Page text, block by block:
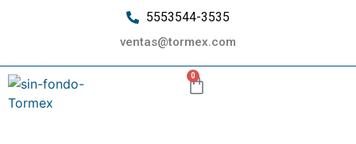
5553544-3535
ventas@tormex.com
0